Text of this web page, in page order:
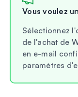
Vous voulez
Sélectionnez
de l'achat de
en e-mail
paramètres